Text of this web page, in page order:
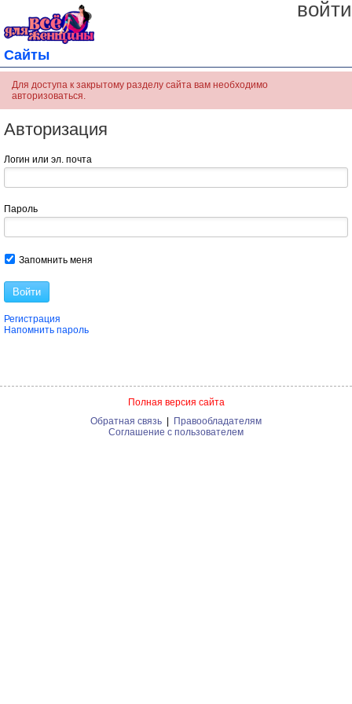
войти
Сайты
Для доступа к закрытому разделу сайта вам необходимо
авторизоваться.
Авторизация
Логин или эл. почта
Пароль
Запомнить меня
Войти
Регистрация
Напомнить пароль
Полная версия сайта
Обратная связь | Правообладателям
Соглашение с пользователем